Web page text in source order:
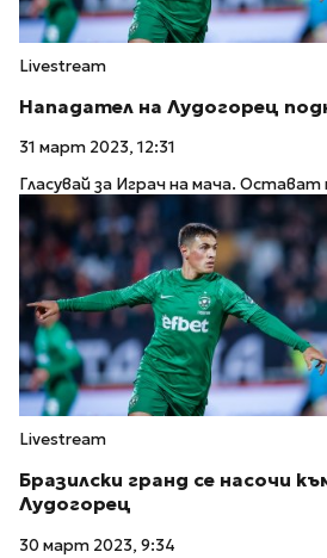
Livestream
Нападател на Лудогорец
31 март 2023, 12:31
Гласувай за Играч на мача.
Livestream
Бразилски гранд се насочи
Лудогорец
30 март 2023, 9:34